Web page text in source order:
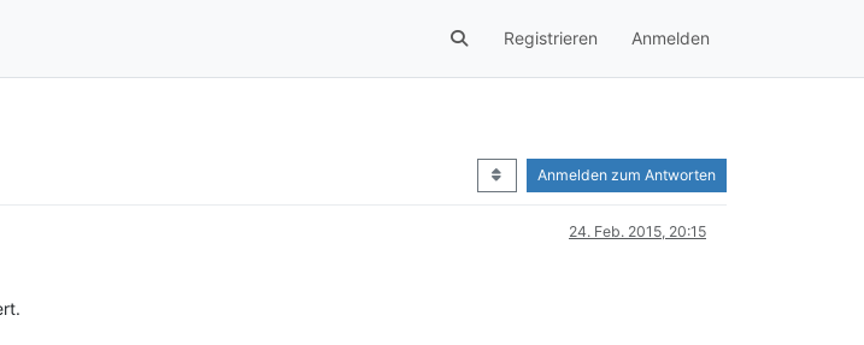
Registrieren Anmelden
Anmelden zum Antworten
24. Feb. 2015, 20:15